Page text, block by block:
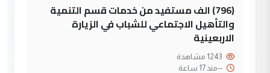
(796) الف مستفيد من خدمات قسم التنمية
والتأهيل الاجتماعي للشباب في الزيارة
الاربعينية
--منذ 17 ساعة